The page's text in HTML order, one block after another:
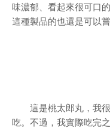
味濃郁、看起來很可口
這種製品的也還是可以
這是桃太郎丸，我很
吃。不過，我實際吃完